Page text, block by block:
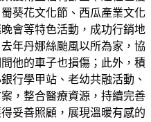
葵花文化節、西瓜產業文化
會等特色活動，成功行銷地
年丹娜絲颱風以所為家，協
他的車子也損傷；此外，積
行學甲站、老幼共融活動、
，整合醫療資源，持續完善
妥善照顧，展現溫暖有感的